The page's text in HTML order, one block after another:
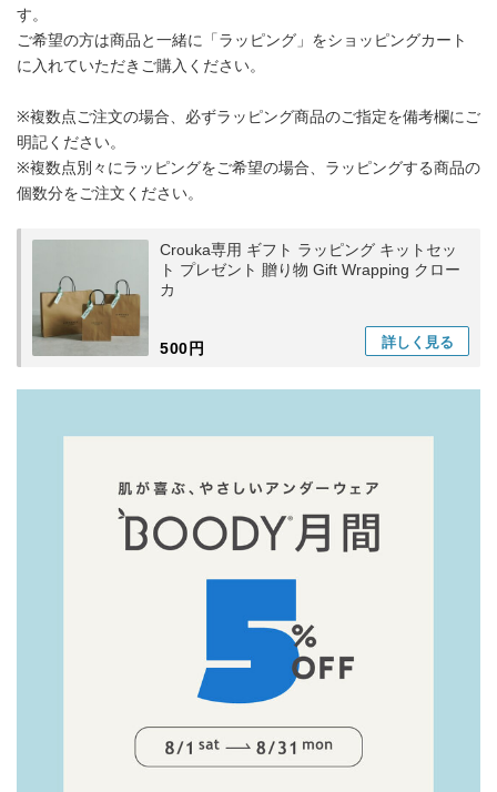
す。
ご希望の方は商品と一緒に「ラッピング」をショッピングカート
に入れていただきご購入ください。
※複数点ご注文の場合、必ずラッピング商品のご指定を備考欄にご
明記ください。
※複数点別々にラッピングをご希望の場合、ラッピングする商品の
個数分をご注文ください。
Crouka専用 ギフト ラッピング キットセッ
ト プレゼント 贈り物 Gift Wrapping クロー
カ
500円 詳しく 見る